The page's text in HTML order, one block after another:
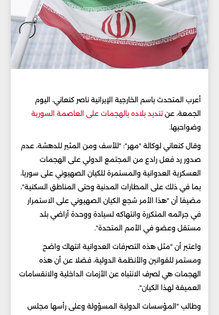
أعرب المتحدث باسم الخارجية الإيرانية ناصر كنعاني، اليوم
الجمعة، عنتنديد بلاده بالهجمات على العاصمة السورية
وضواحيها.
وقال كنعاني لوكالة "مهر": "للأسف ومن المثير للدهشة، عدم
صدور رد فعل رادع من المجتمع الدولي على الهجمات
العسكرية العدوانية والمستمرة للكيان الصهيوني على سوريا،
بما في ذلك على المطارات المدنية وحتى المناطق السكنية"،
مضيفا أن "هذا الأمر شجع الكيان الصهيوني على الاستمرار
في جرائمه المتكررة وانتهاكه لسيادة ووحدة أراضي بلد
مستقل وعضو في الأمم المتحدة".
واعتبر أن "مثل هذه التصرفات العدوانية انتهاك واضح
ومستمر للقوانين والأنظمة الدولية، فضلا عن أن هذه
الهجمات هي لصرف الانتباه عن الأزمات الداخلية والانقسامات
العميقة لهذا الكيان".
وطالب "المؤسسات الدولية المسؤولة وعلى رأسها مجلس